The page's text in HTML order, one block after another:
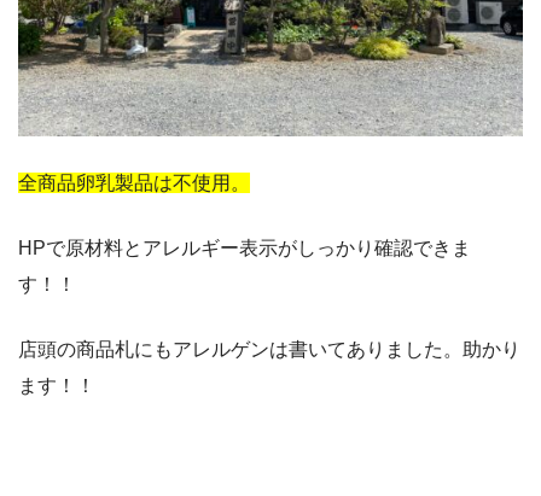
全商品卵乳製品は不使用。
HPで原材料とアレルギー表示がしっかり確認できま
す！！
店頭の商品札にもアレルゲンは書いてありました。助かり
ます！！